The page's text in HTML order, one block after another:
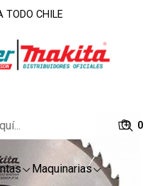
0
Maquinarias
TODO CHILE
Discos
y Buje 25mm